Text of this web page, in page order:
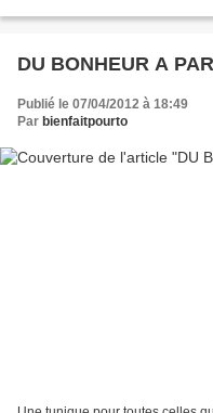
DU BONHEUR A
Publié le 07/04/2012 à 18:49
Par bienfaitpourto